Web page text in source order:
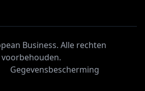
Business. Alle rechten
voorbehouden.
Gegevensbescherming